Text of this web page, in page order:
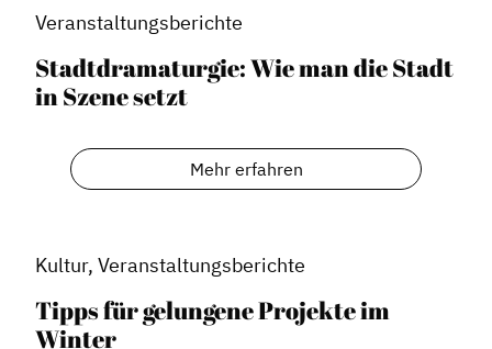
Veranstaltungsberichte
Stadtdramaturgie: Wie man die Stadt
in Szene setzt
Mehr erfahren
Kultur, Veranstaltungsberichte
Tipps für gelungene Projekte im
Winter